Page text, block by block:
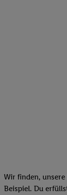
Wir finden,
Beispiel. Du